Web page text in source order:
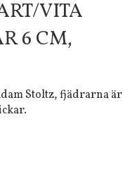
VITA
6 CM,
Stoltz, fjädrarna är